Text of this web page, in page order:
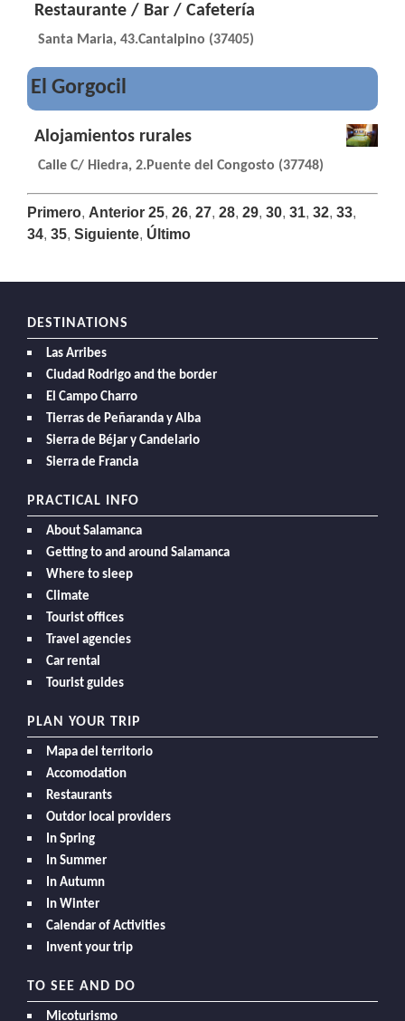
Restaurante / Bar / Cafetería
Santa Maria, 43.Cantalpino (37405)
El Gorgocil
Alojamientos rurales
Calle C/ Hiedra, 2.Puente del Congosto (37748)
Primero, Anterior 25, 26, 27, 28, 29, 30, 31, 32, 33,
34, 35, Siguiente, Último
DESTINATIONS
Las Arribes
Ciudad Rodrigo and the border
El Campo Charro
Tierras de Peñaranda y Alba
Sierra de Béjar y Candelario
Sierra de Francia
PRACTICAL INFO
About Salamanca
Getting to and around Salamanca
Where to sleep
Climate
Tourist offices
Travel agencies
Car rental
Tourist guides
PLAN YOUR TRIP
Mapa del territorio
Accomodation
Restaurants
Outdor local providers
In Spring
In Summer
In Autumn
In Winter
Calendar of Activities
Invent your trip
TO SEE AND DO
Micoturismo